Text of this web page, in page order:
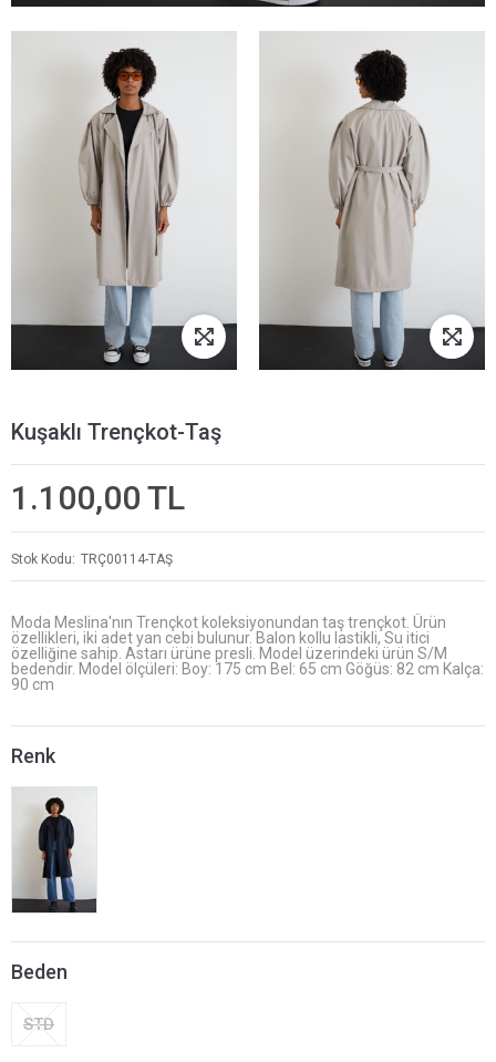
Kuşaklı Trençkot-Taş
1.100,00 TL
Stok Kodu TRÇ00114-TAŞ
Moda Meslina'nın Trençkot koleksiyonundan taş trençkot. Ürün
özellikleri, iki adet yan cebi bulunur. Balon kollu lastikli, Su itici
özelliğine sahip. Astarı ürüne presli. Model üzerindeki ürün S/M
bedendir. Model ölçüleri: Boy: 175 cm Bel: 65 cm Göğüs: 82 cm Kalça:
90 cm
Renk
Beden
STD